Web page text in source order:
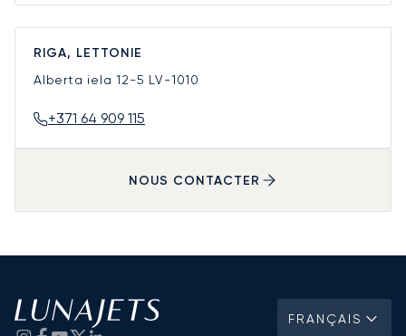
RIGA, LETTONIE
Alberta iela 12-5 LV-1010
+371 64 909 115
NOUS CONTACTER
FRANÇAIS